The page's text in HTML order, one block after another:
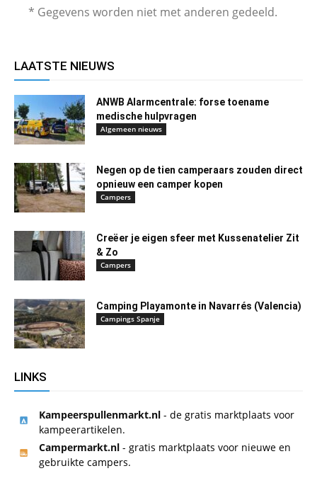
* Gegevens worden niet met anderen gedeeld.
LAATSTE NIEUWS
ANWB Alarmcentrale: forse toename
medische hulpvragen
Algemeen nieuws
Negen op de tien camperaars zouden direct
opnieuw een camper kopen
Campers
Creëer je eigen sfeer met Kussenatelier Zit
& Zo
Campers
Camping Playamonte in Navarrés (Valencia)
Campings Spanje
LINKS
Kampeerspullenmarkt.nl - de gratis marktplaats voor
kampeerartikelen.
Campermarkt.nl - gratis marktplaats voor nieuwe en
gebruikte campers.